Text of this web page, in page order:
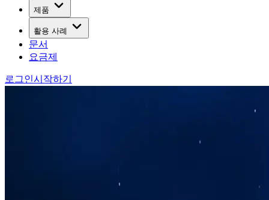
제품
활용 사례
문서
요금제
로그인시작하기